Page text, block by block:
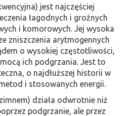
jest najczęściej
łagodnych i groźnych
i komorowych. Jej wysoka
zniszczenia arytmogennych
o wysokiej częstotliwości,
ich podgrzania. Jest to
o najdłuższej historii w
i stosowanych energii.
działa odwrotnie niż
podgrzanie, ale przez